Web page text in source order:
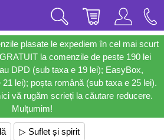
plasate le expediem în cel mai scurt
la comenzile de peste 190 lei
DPD (sub taxa e 19 lei); EasyBox,
lei); poșta română (sub taxa e 25 lei).
vă rugăm scrieți la căutare reducere.
Mulțumim!
▷ Suflet și spirit